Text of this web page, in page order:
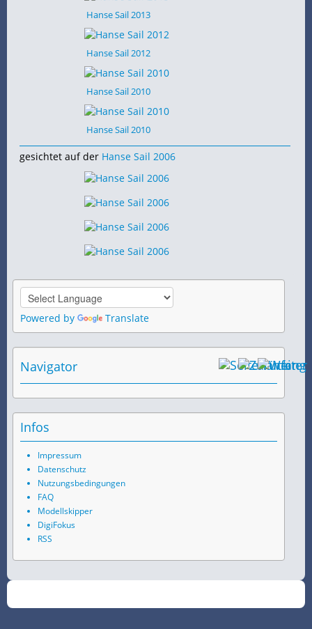
Hanse Sail 2013
Hanse Sail 2012
Hanse Sail 2010
Hanse Sail 2010
gesichtet auf der Hanse Sail 2006
Powered by Translate
Navigator
Infos
Impressum
Datenschutz
Nutzungsbedingungen
FAQ
Modellskipper
DigiFokus
RSS